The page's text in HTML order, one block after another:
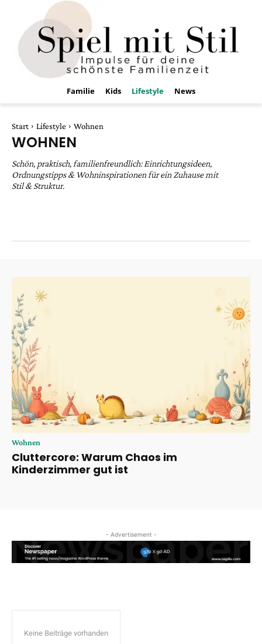
Familie Kids Lifestyle News
Start Lifestyle Wohnen
WOHNEN
Schön, praktisch, familienfreundlich: Einrichtungsideen,
Ordnungstipps & Wohninspirationen für ein Zuhause mit
Stil & Struktur.
Wohnen
Cluttercore: Warum Chaos im
Kinderzimmer gut ist
- Advertisement -
Keine Beiträge vorhanden